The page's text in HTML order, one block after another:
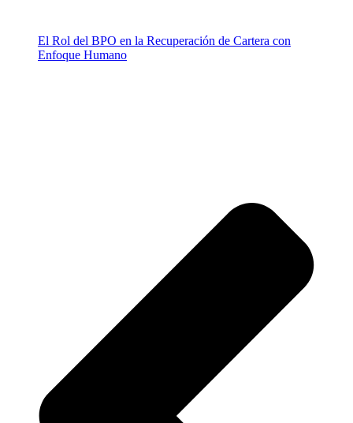
El Rol del BPO en la Recuperación de Cartera con
Enfoque Humano